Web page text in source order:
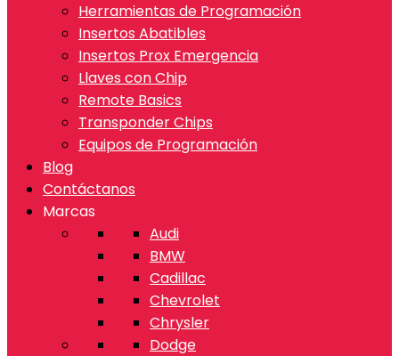
Herramientas de Programación
Insertos Abatibles
Insertos Prox Emergencia
Llaves con Chip
Remote Basics
Transponder Chips
Equipos de Programación
Blog
Contáctanos
Marcas
Audi
BMW
Cadillac
Chevrolet
Chrysler
Dodge